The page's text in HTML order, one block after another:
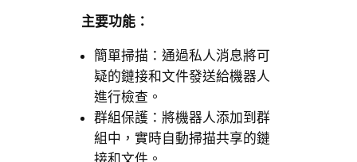
主要功能：
簡單掃描：通過私人消息將可
疑的鏈接和文件發送給機器人
進行檢查。
群組保護：將機器人添加到群
組中，實時自動掃描共享的鏈
接和文件。